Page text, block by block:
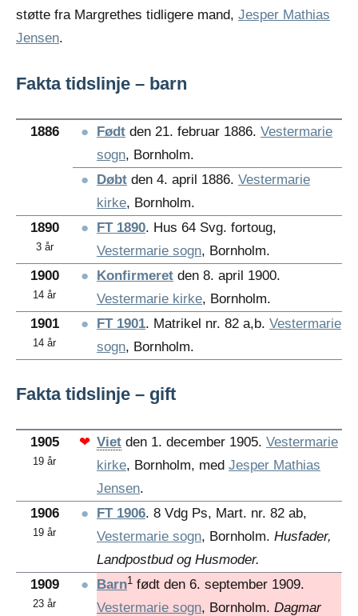
støtte fra Margrethes tidligere mand, Jesper Mathias
Jensen.
Fakta tidslinje – barn
1886 ● Født den 21. februar 1886. Vestermarie
sogn, Bornholm.
●
Døbt den 4. april 1886. Vestermarie
kirke, Bornholm.
1890
3 år
● FT 1890. Hus 64 Svg. fortoug,
Vestermarie sogn, Bornholm.
1900
14 år
● Konfirmeret den 8. april 1900.
Vestermarie kirke, Bornholm.
1901
14 år
● FT 1901. Matrikel nr. 82 a,b. Vestermarie
sogn, Bornholm.
Fakta tidslinje – gift
1905
19 år
❤ Viet den 1. december 1905. Vestermarie
kirke, Bornholm, med Jesper Mathias
Jensen.
1906
19 år
● FT 1906. 8 Vdg Ps, Mart. nr. 82 ab,
Vestermarie sogn, Bornholm. Husfader,
Landpostbud og Husmoder.
1909
23 år
● Barn1 født den 6. september 1909.
Vestermarie sogn, Bornholm. Dagmar